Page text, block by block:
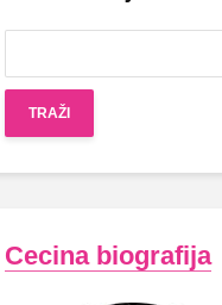
Cecina biografija